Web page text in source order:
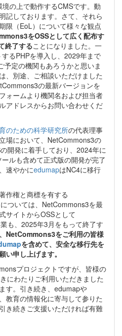
の上で動作するCMSです。動
記しております。さて、それら
限（EoL）について様々な観点
をOSSとして広く配布す
終了することになりました。一
るPHPを導入し、2029年まで
定の機関もあろうかと思いま
、別途、ご相談いただけました
の最新バージョンを
ォームより機関名および担当者
アドレスからお問い合わせくだ
のための科学研究所の代表理事
場において、NetCommons3の
開発に着手しており、2024年に
ルも含めて正式版の開発が完了
速やかにedumapはNC4に移行
作権と商標を有する
ついては、NetCommons3を最
サイトからOSSとして
も、2025年3月をもって終了す
NetCommons3をご利用の皆様
を含めて、安全な移行先を
い申し上げます。
プロジェクトですが、皆様の
にわたりご利用いただきました
す。引き続き、edumapや
教育の情報化に寄与して参りた
き続きご支援いただければ有難